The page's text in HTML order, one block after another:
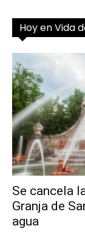
Hoy en Vida
Se cancela
Granja de
agua